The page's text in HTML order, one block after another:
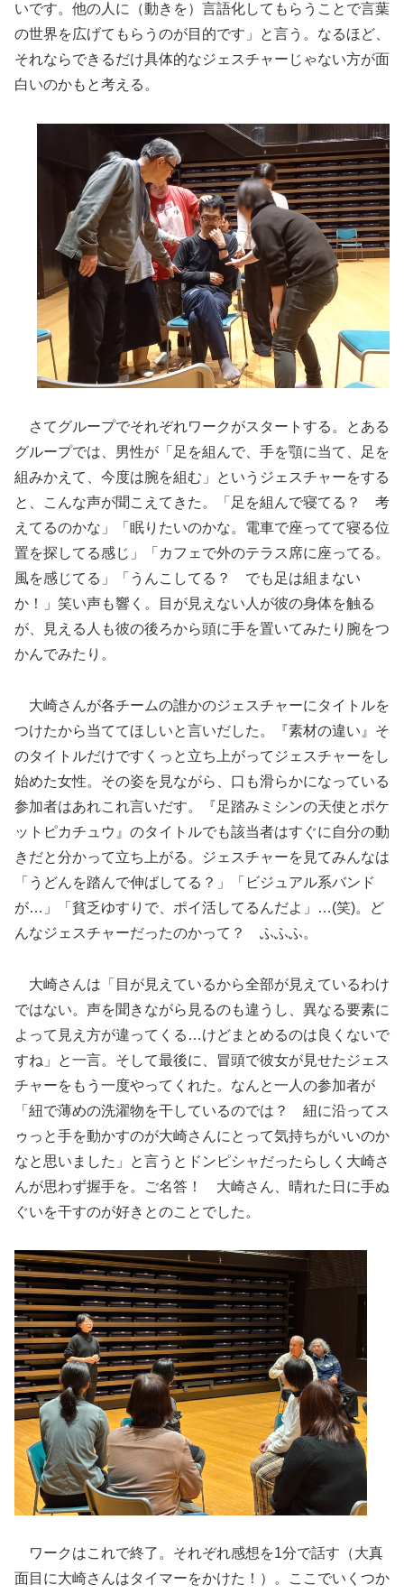
いです。他の人に（動きを）言語化してもらうことで言葉
の世界を広げてもらうのが目的です」と言う。なるほど、
それならできるだけ具体的なジェスチャーじゃない方が面
白いのかもと考える。
さてグループでそれぞれワークがスタートする。とある
グループでは、男性が「足を組んで、手を顎に当て、足を
組みかえて、今度は腕を組む」というジェスチャーをする
と、こんな声が聞こえてきた。「足を組んで寝てる？ 考
えてるのかな」「眠りたいのかな。電車で座ってて寝る位
置を探してる感じ」「カフェで外のテラス席に座ってる。
風を感じてる」「うんこしてる？ でも足は組まない
か！」笑い声も響く。目が見えない人が彼の身体を触る
が、見える人も彼の後ろから頭に手を置いてみたり腕をつ
かんでみたり。
大崎さんが各チームの誰かのジェスチャーにタイトルを
つけたから当ててほしいと言いだした。『素材の違い』そ
のタイトルだけですくっと立ち上がってジェスチャーをし
始めた女性。その姿を見ながら、口も滑らかになっている
参加者はあれこれ言いだす。『足踏みミシンの天使とポケ
ットピカチュウ』のタイトルでも該当者はすぐに自分の動
きだと分かって立ち上がる。ジェスチャーを見てみんなは
「うどんを踏んで伸ばしてる？」「ビジュアル系バンド
が…」「貧乏ゆすりで、ポイ活してるんだよ」…(笑)。ど
んなジェスチャーだったのかって？ ふふふ。
大崎さんは「目が見えているから全部が見えているわけ
ではない。声を聞きながら見るのも違うし、異なる要素に
よって見え方が違ってくる…けどまとめるのは良くないで
すね」と一言。そして最後に、冒頭で彼女が見せたジェス
チャーをもう一度やってくれた。なんと一人の参加者が
「紐で薄めの洗濯物を干しているのでは？ 紐に沿ってス
ゥっと手を動かすのが大崎さんにとって気持ちがいいのか
なと思いました」と言うとドンピシャだったらしく大崎さ
んが思わず握手を。ご名答！ 大崎さん、晴れた日に手ぬ
ぐいを干すのが好きとのことでした。
ワークはこれで終了。それぞれ感想を1分で話す（大真
面目に大崎さんはタイマーをかけた！）。ここでいくつか